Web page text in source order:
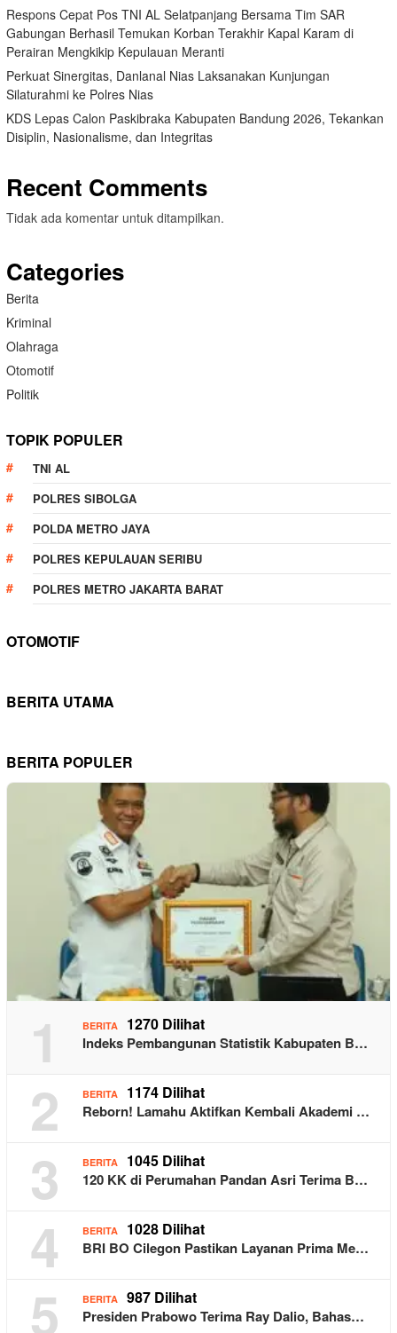
Respons Cepat Pos TNI AL Selatpanjang Bersama Tim SAR
Gabungan Berhasil Temukan Korban Terakhir Kapal Karam di
Perairan Mengkikip Kepulauan Meranti
Perkuat Sinergitas, Danlanal Nias Laksanakan Kunjungan
Silaturahmi ke Polres Nias
KDS Lepas Calon Paskibraka Kabupaten Bandung 2026, Tekankan
Disiplin, Nasionalisme, dan Integritas
Recent Comments
Tidak ada komentar untuk ditampilkan.
Categories
Berita
Kriminal
Olahraga
Otomotif
Politik
TOPIK POPULER
TNI AL
POLRES SIBOLGA
POLDA METRO JAYA
POLRES KEPULAUAN SERIBU
POLRES METRO JAKARTA BARAT
OTOMOTIF
BERITA UTAMA
BERITA POPULER
1 BERITA 1270 Dilihat
Indeks Pembangunan Statistik Kabupaten B…
2 BERITA 1174 Dilihat
Reborn! Lamahu Aktifkan Kembali Akademi …
3 BERITA 1045 Dilihat
120 KK di Perumahan Pandan Asri Terima B…
4 BERITA 1028 Dilihat
BRI BO Cilegon Pastikan Layanan Prima Me…
5 BERITA 987 Dilihat
Presiden Prabowo Terima Ray Dalio, Bahas…